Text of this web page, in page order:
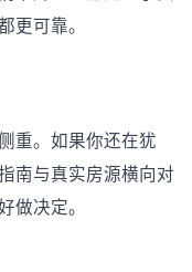
更可靠。
重。如果你还在犹
南与真实房源横向对
做决定。